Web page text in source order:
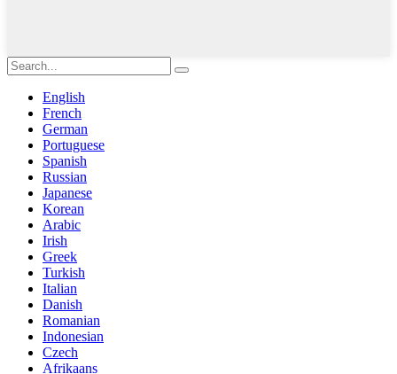
English
French
German
Portuguese
Spanish
Russian
Japanese
Korean
Arabic
Irish
Greek
Turkish
Italian
Danish
Romanian
Indonesian
Czech
Afrikaans